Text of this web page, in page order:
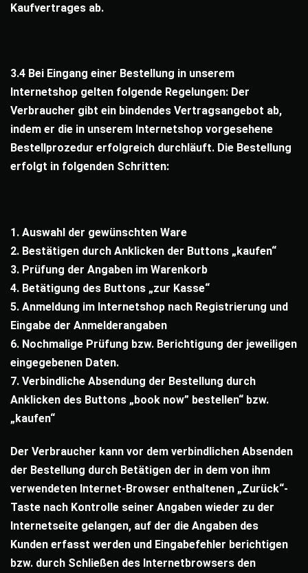
Kaufvertrages ab.
3.4 Bei Eingang einer Bestellung in unserem
Internetshop gelten folgende Regelungen: Der
Verbraucher gibt ein bindendes Vertragsangebot ab,
indem er die in unserem Internetshop vorgesehene
Bestellprozedur erfolgreich durchläuft. Die Bestellung
erfolgt in folgenden Schritten:
1. Auswahl der gewünschten Ware
2. Bestätigen durch Anklicken der Buttons „kaufen“
3. Prüfung der Angaben im Warenkorb
4. Betätigung des Buttons „zur Kasse“
5. Anmeldung im Internetshop nach Registrierung und
Eingabe der Anmelderangaben
6. Nochmalige Prüfung bzw. Berichtigung der jeweiligen
eingegebenen Daten.
7. Verbindliche Absendung der Bestellung durch
Anklicken des Buttons „book now” bestellen“ bzw.
„kaufen“
Der Verbraucher kann vor dem verbindlichen Absenden
der Bestellung durch Betätigen der in dem von ihm
verwendeten Internet-Browser enthaltenen „Zurück“-
Taste nach Kontrolle seiner Angaben wieder zu der
Internetseite gelangen, auf der die Angaben des
Kunden erfasst werden und Eingabefehler berichtigen
bzw. durch Schließen des Internetbrowsers den